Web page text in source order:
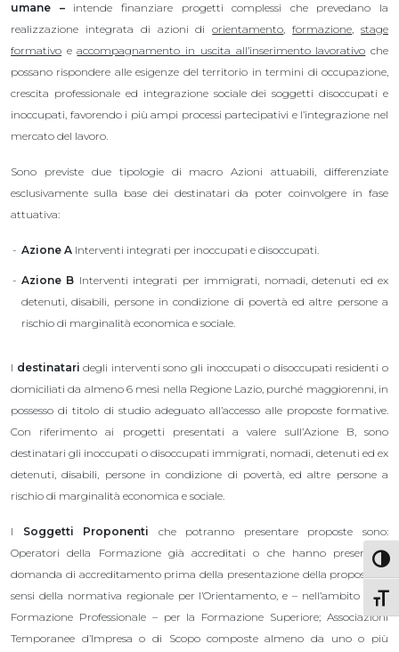
umane –intende finanziare progetti complessi che prevedano la
realizzazione integrata di azioni diorientamento,formazione,stage
formativo eaccompagnamento in uscita all’inserimento lavorativo che
possano rispondere alle esigenze del territorio in termini di occupazione,
crescita professionale ed integrazione sociale dei soggetti disoccupati e
inoccupati, favorendo i più ampi processi partecipativi e l’integrazione nel
mercato del lavoro.
Sono previste due tipologie di macro Azioni attuabili, differenziate
esclusivamente sulla base dei destinatari da poter coinvolgere in fase
attuativa:
Azione A Interventi integrati per inoccupati e disoccupati.
Azione B Interventi integrati per immigrati, nomadi, detenuti ed ex
detenuti, disabili, persone in condizione di povertà ed altre persone a
rischio di marginalità economica e sociale.
I destinatari degli interventi sono gli inoccupati o disoccupati residenti o
domiciliati da almeno 6 mesi nella Regione Lazio, purché maggiorenni, in
possesso di titolo di studio adeguato all’accesso alle proposte formative.
Con riferimento ai progetti presentati a valere sull’Azione B, sono
destinatari gli inoccupati o disoccupati immigrati, nomadi, detenuti ed ex
detenuti, disabili, persone in condizione di povertà, ed altre persone a
rischio di marginalità economica e sociale.
I Soggetti Proponenti che potranno presentare proposte sono:
Operatori della Formazione già accreditati o che hanno presentato
domanda di accreditamento prima della presentazione della proposta ai
sensi della normativa regionale per l’Orientamento, e – nell’ambito della
Formazione Professionale – per la Formazione Superiore; Associazioni
Temporanee d’Impresa o di Scopo composte almeno da uno o più